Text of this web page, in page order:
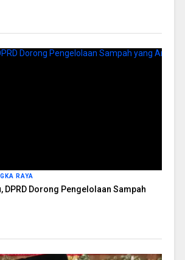
RAYA
DPRD Dorong Pengelolaan Sampah